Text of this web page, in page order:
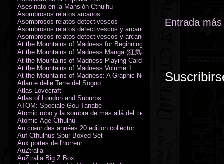
Entrada
Asesinato en la Mansión Cthulhu
Asombrosos relatos arcanos
Asombrosos relatos detectivescos
Asombrosos relatos detectivescos y arcanos
Asombrosos relatos detectivescos y arcanos
At the Mountains of Madness for Beginning Readers
At the Mountains of Madness Manga (狂気の山脈)
At the Mountains of Madness Playing Cards
At the Mountains of Madness Volume 1
At the Mountains of Madness: A Graphic Novel
Atlante delle Terre del Sogno
Atlas Lovecraft
Atlas of London and Suburbs
ATOM: Speciale Gou Tanabe
Atomic robo y la sombra de más allá del tiempo
Atomic-Age Cthulhu
Au cœur des années 20 edition collector
Auf Cthulhus Spur Boxed Set
Aux portes de l'horreur
AuZtralia
AuZtralia Big Z Box